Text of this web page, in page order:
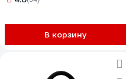
В корзину